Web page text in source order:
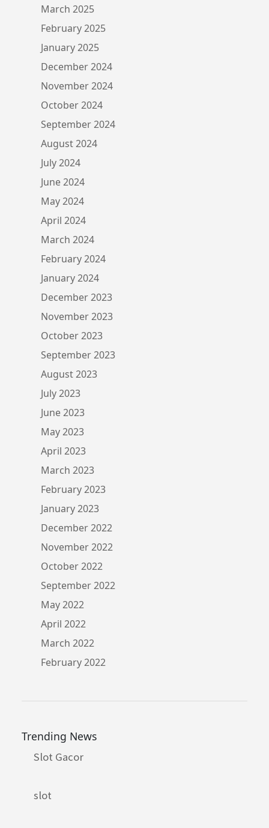
March 2025
February 2025
January 2025
December 2024
November 2024
October 2024
September 2024
August 2024
July 2024
June 2024
May 2024
April 2024
March 2024
February 2024
January 2024
December 2023
November 2023
October 2023
September 2023
August 2023
July 2023
June 2023
May 2023
April 2023
March 2023
February 2023
January 2023
December 2022
November 2022
October 2022
September 2022
May 2022
April 2022
March 2022
February 2022
Trending News
Slot Gacor
slot